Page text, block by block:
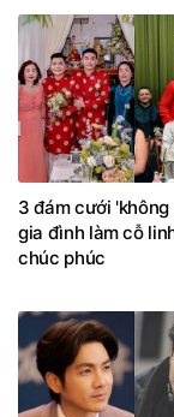
3 đám cưới 'không
gia đình làm cỗ
chúc phúc